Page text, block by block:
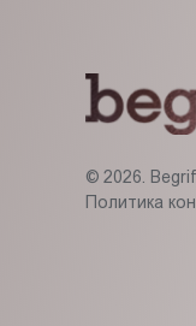
© 2026.
Политика